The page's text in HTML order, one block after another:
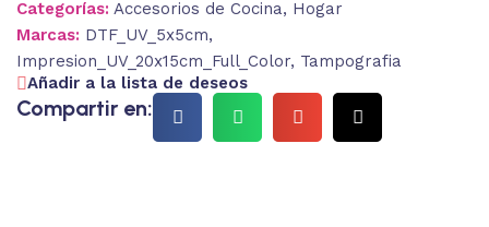
Categorías: Accesorios de Cocina, Hogar
Marcas: DTF_UV_5x5cm,
Impresion_UV_20x15cm_Full_Color, Tampografia
Añadir a la lista de deseos
Compartir en: